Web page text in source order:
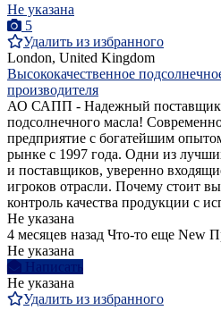
Не указана
5
Удалить из избранного
London, United Kingdom
Высококачественное
производителя
АО САПП - Надежный поставщик
подсолнечного масла!
предприятие с богатейшим
рынке с 1997 года. Одни из
и поставщиков, уверенно
игроков отрасли. Почему стоит
контроль качества продукции с
Не указана
4 месяцев назад Что-то еще New
Не указана
Написать
Не указана
Удалить из избранного